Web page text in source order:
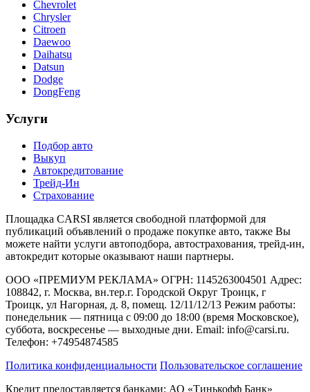
Chevrolet
Chrysler
Citroen
Daewoo
Daihatsu
Datsun
Dodge
DongFeng
Услуги
Подбор авто
Выкуп
Автокредитование
Трейд-Ин
Cтрахование
Площадка CARSI является свободной платформой для
публикаций объявлений о продаже покупке авто, также Вы
можете найти услуги автоподбора, автострахования, трейд-ин,
автокредит которые оказывают наши партнеры.
ООО «ПРЕМИУМ РЕКЛАМА» ОГРН: 1145263004501 Адрес:
108842, г. Москва, вн.тер.г. Городской Округ Троицк, г
Троицк, ул Нагорная, д. 8, помещ. 12/11/12/13 Режим работы:
понедельник — пятница с 09:00 до 18:00 (время Московское),
суббота, воскресенье — выходные дни. Email: info@carsi.ru.
Телефон: +74954874585
Политика конфиденциальности Пользовательское соглашение
Кредит предоставляется банками: АО «Тинькофф Банк»